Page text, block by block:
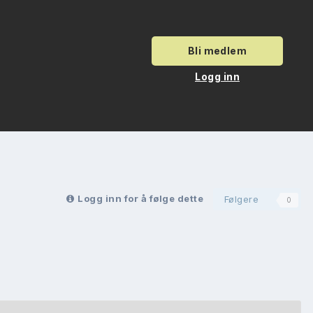
Bli medlem
Logg inn
Logg inn for å følge dette Følgere 0